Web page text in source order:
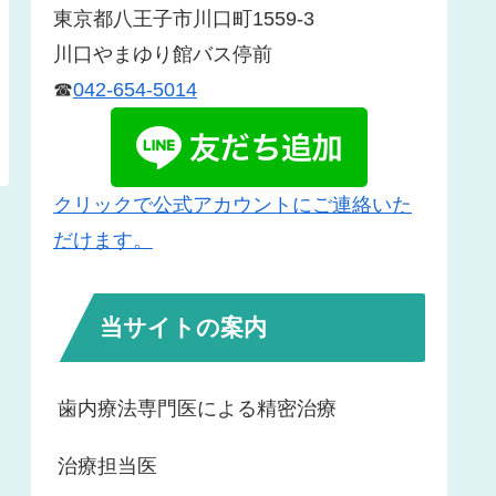
東京都八王子市川口町1559-3
川口やまゆり館バス停前
☎042-654-5014
クリックで公式アカウントにご連絡いた
だけます。
当サイトの案内
歯内療法専門医による精密治療
治療担当医